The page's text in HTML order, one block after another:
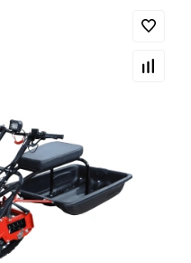
Товары первой необходимости